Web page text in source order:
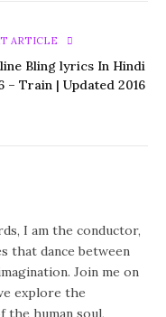
ARTICLE
Bling lyrics In Hindi
– Train | Updated 2016
I am the conductor,
that dance between
Join me on
explore the